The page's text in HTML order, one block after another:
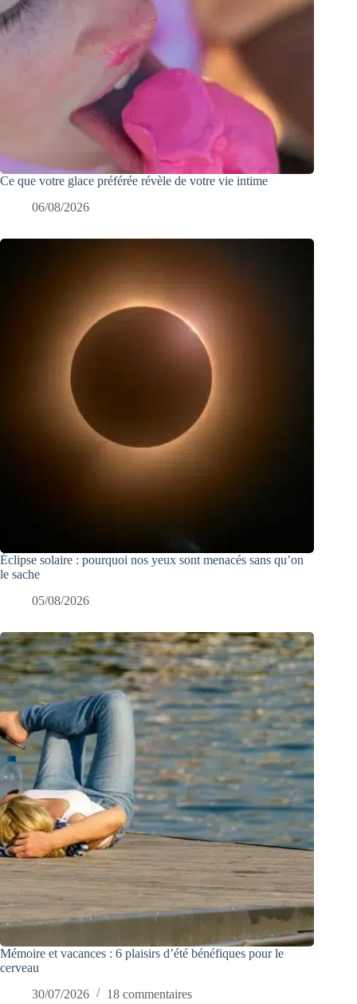
Ce que votre glace préférée révèle de votre vie intime
06/08/2026
Éclipse solaire : pourquoi nos yeux sont menacés sans qu’on
le sache
05/08/2026
Mémoire et vacances : 6 plaisirs d’été bénéfiques pour le
cerveau
30/07/2026
18 commentaires